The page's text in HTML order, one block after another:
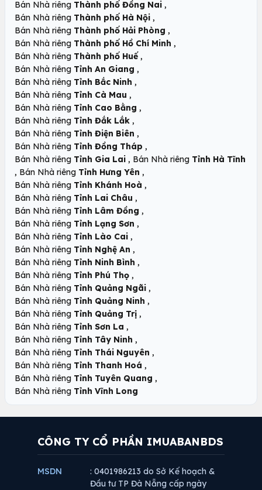
Bán Nhà riêng Thành phố Đồng Nai ,
Bán Nhà riêng Thành phố Hà Nội ,
Bán Nhà riêng Thành phố Hải Phòng ,
Bán Nhà riêng Thành phố Hồ Chí Minh ,
Bán Nhà riêng Thành phố Huế ,
Bán Nhà riêng Tỉnh An Giang ,
Bán Nhà riêng Tỉnh Bắc Ninh ,
Bán Nhà riêng Tỉnh Cà Mau ,
Bán Nhà riêng Tỉnh Cao Bằng ,
Bán Nhà riêng Tỉnh Đắk Lắk ,
Bán Nhà riêng Tỉnh Điện Biên ,
Bán Nhà riêng Tỉnh Đồng Tháp ,
Bán Nhà riêng Tỉnh Gia Lai , Bán Nhà riêng Tỉnh Hà Tĩnh
, Bán Nhà riêng Tỉnh Hưng Yên ,
Bán Nhà riêng Tỉnh Khánh Hoà ,
Bán Nhà riêng Tỉnh Lai Châu ,
Bán Nhà riêng Tỉnh Lâm Đồng ,
Bán Nhà riêng Tỉnh Lạng Sơn ,
Bán Nhà riêng Tỉnh Lào Cai ,
Bán Nhà riêng Tỉnh Nghệ An ,
Bán Nhà riêng Tỉnh Ninh Bình ,
Bán Nhà riêng Tỉnh Phú Thọ ,
Bán Nhà riêng Tỉnh Quảng Ngãi ,
Bán Nhà riêng Tỉnh Quảng Ninh ,
Bán Nhà riêng Tỉnh Quảng Trị ,
Bán Nhà riêng Tỉnh Sơn La ,
Bán Nhà riêng Tỉnh Tây Ninh ,
Bán Nhà riêng Tỉnh Thái Nguyên ,
Bán Nhà riêng Tỉnh Thanh Hoá ,
Bán Nhà riêng Tỉnh Tuyên Quang ,
Bán Nhà riêng Tỉnh Vĩnh Long
CÔNG TY CỔ PHẦN IMUABANBDS
MSDN
: 0401986213 do Sở Kế hoạch &
Đầu tư TP Đà Nẵng cấp ngày